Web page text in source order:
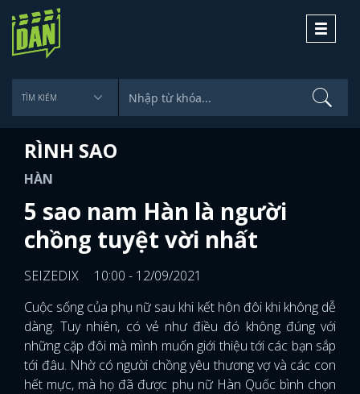
Toggle
RÌNH SAO
HÀN
5 sao nam Hàn là người
chồng tuyệt vời nhất
SEIZEDIX
10:00 - 12/09/2021
Cuộc sống của phụ nữ sau khi kết hôn đôi khi không dễ
dàng. Tuy nhiên, có vẻ như điều đó không đúng với
những cặp đôi mà mình muốn giới thiệu tới các bạn sắp
tới đâu. Nhờ có người chồng yêu thương vợ và các con
hết mực, mà họ đã được phụ nữ Hàn Quốc bình chọn